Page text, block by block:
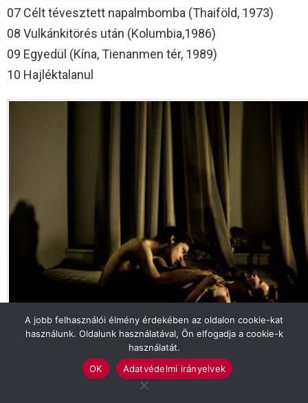
07 Célt tévesztett napalmbomba (Thaiföld, 1973)
08 Vulkánkitörés után (Kolumbia,1986)
09 Egyedül (Kína, Tienanmen tér, 1989)
10 Hajléktalanul
Tekintse meg galériánkat!
SZARVAS
A jobb felhasználói élmény érdekében az oldalon cookie-kat
használunk. Oldalunk használatával, Ön elfogadja a cookie-k
használatát.
OK
Adatvédelmi irányelvek